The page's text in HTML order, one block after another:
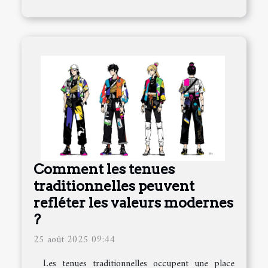
Comment les tenues
traditionnelles peuvent
refléter les valeurs modernes
?
25 août 2025 09:44
Les tenues traditionnelles occupent une place